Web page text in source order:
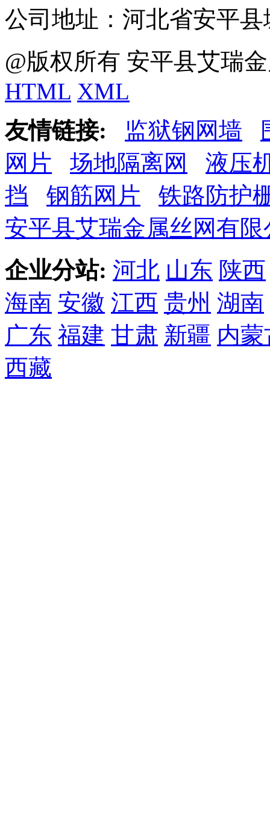
公司地址：河北省安平
@版权所有 安平县艾瑞
HTML XML
友情链接:
监狱钢网墙
网片
场地隔离网
液压
挡
钢筋网片
铁路防护
安平县艾瑞金属丝网有限
企业分站: 河北 山东 陕西
海南 安徽 江西 贵州 湖南
广东 福建 甘肃 新疆 内蒙
西藏